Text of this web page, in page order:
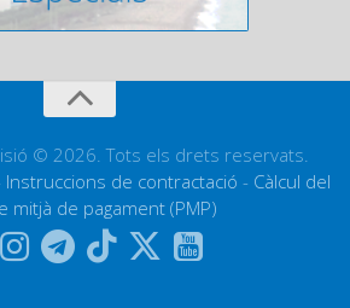
© 2026. Tots els drets reservats.
Instruccions de contractació - Càlcul del
mitjà de pagament (PMP)